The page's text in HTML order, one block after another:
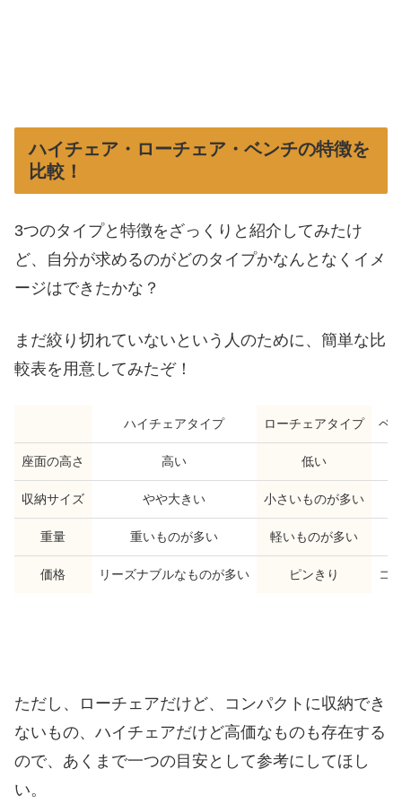
ハイチェア・ローチェア・ベンチの特徴を
比較！
3つのタイプと特徴をざっくりと紹介してみたけ
ど、自分が求めるのがどのタイプかなんとなくイメ
ージはできたかな？
まだ絞り切れていないという人のために、簡単な比
較表を用意してみたぞ！
座面の高さ
収納サイズ
重量
価格
ハイチェアタイプ
高い
やや大きい
重いものが多い
リーズナブルなものが多い
ローチェアタイプ
低い
小さいものが多い
軽いものが多い
ピンきり
ベ
コ
ただし、ローチェアだけど、コンパクトに収納でき
ないもの、ハイチェアだけど高価なものも存在する
ので、あくまで一つの目安として参考にしてほし
い。